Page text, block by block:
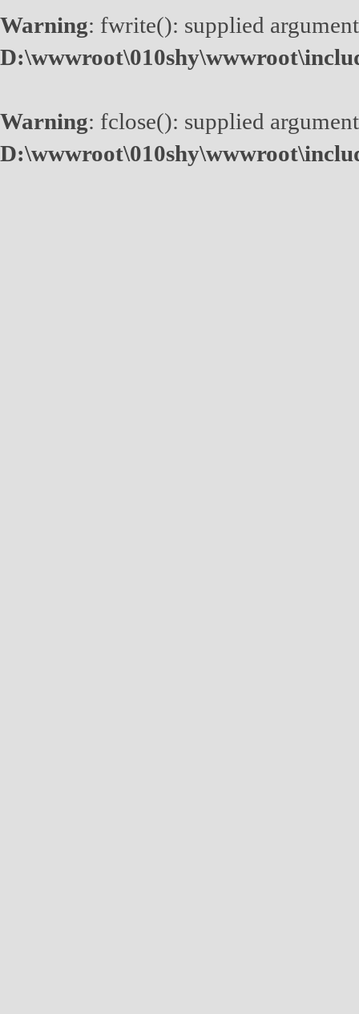
Warning: fwrite(): supplied
Warning: fclose(): supplied